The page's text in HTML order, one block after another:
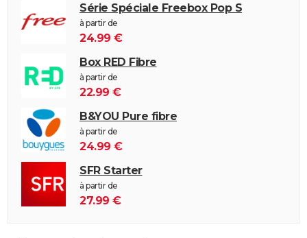
Série Spéciale Freebox Pop S
à partir de
24.99 €
Box RED Fibre
à partir de
22.99 €
B&YOU Pure fibre
à partir de
24.99 €
SFR Starter
à partir de
27.99 €